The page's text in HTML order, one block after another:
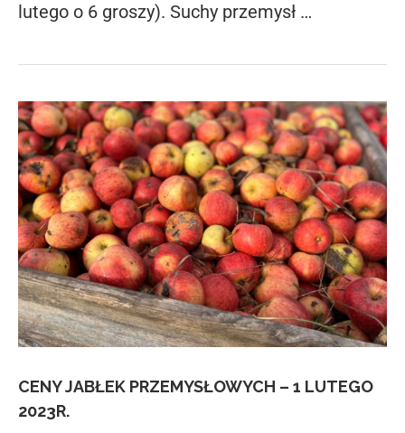
lutego o 6 groszy). Suchy przemysł …
CENY JABŁEK PRZEMYSŁOWYCH – 1 LUTEGO
2023R.